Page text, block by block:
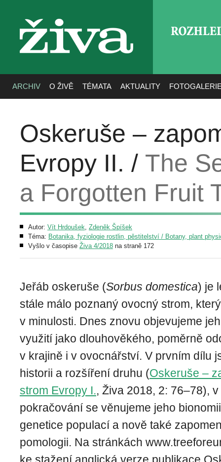
živa
ARCHIV O ŽIVĚ TÉMATA AKTUALITY
Oskeruše –
Evropy II. / The
a Forgotten Fruit
Autor: Vít Hrdoušek, Zdeněk Špíšek
Téma: Botanika, fyziologie rostlin, pěstitelství / Botany, plant
Vyšlo v časopise Živa 4/2018 na straně 172
Jeřáb oskeruše (Sorbus domestica) je
stále málo poznaný ovocný strom,
v minulosti. Dnes znovu objevujeme
využití jako dlouhověkého, poměrně
v krajině i v ovocnářství. V prvním dílu
historii a rozšíření druhu (Oskeruše –
strom Evropy I., Živa 2018, 2: 76–78),
pokračování se věnujeme jeho
genetice populací a nově také
pomologii. Na stránkách